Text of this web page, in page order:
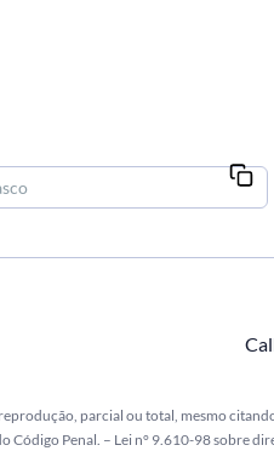
parcial ou total, mesmo
Código Penal. – Lei n° 9.610-98 sobre